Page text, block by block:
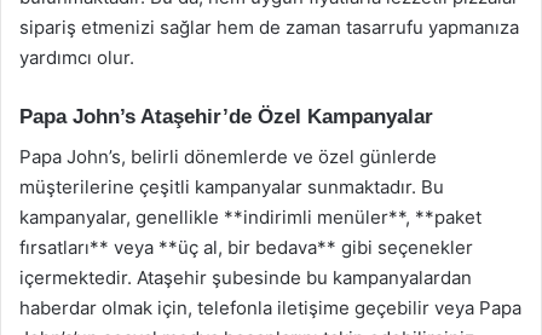
sipariş etmenizi sağlar hem de zaman tasarrufu yapmanıza
yardımcı olur.
Papa John’s Ataşehir’de Özel Kampanyalar
Papa John’s, belirli dönemlerde ve özel günlerde
müşterilerine çeşitli kampanyalar sunmaktadır. Bu
kampanyalar, genellikle **indirimli menüler**, **paket
fırsatları** veya **üç al, bir bedava** gibi seçenekler
içermektedir. Ataşehir şubesinde bu kampanyalardan
haberdar olmak için, telefonla iletişime geçebilir veya Papa